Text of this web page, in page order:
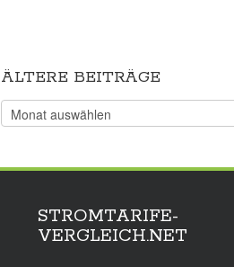
ÄLTERE BEITRÄGE
Ältere
Beiträge
STROMTARIFE-
VERGLEICH.NET